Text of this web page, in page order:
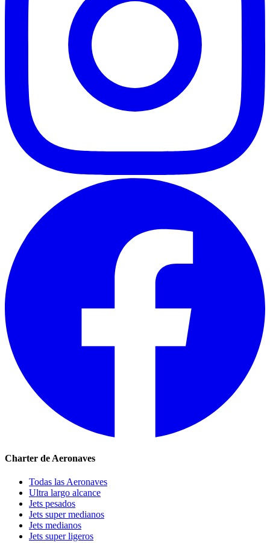
Charter de Aeronaves
Todas las Aeronaves
Ultra largo alcance
Jets pesados
Jets super medianos
Jets medianos
Jets super ligeros